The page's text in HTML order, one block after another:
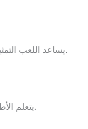
يساعد اللعب التمثيلي على تطوير الإبداع والقصص الخيالية.
يتعلم الأطفال التعاون والمشاركة واحترام القواعد.